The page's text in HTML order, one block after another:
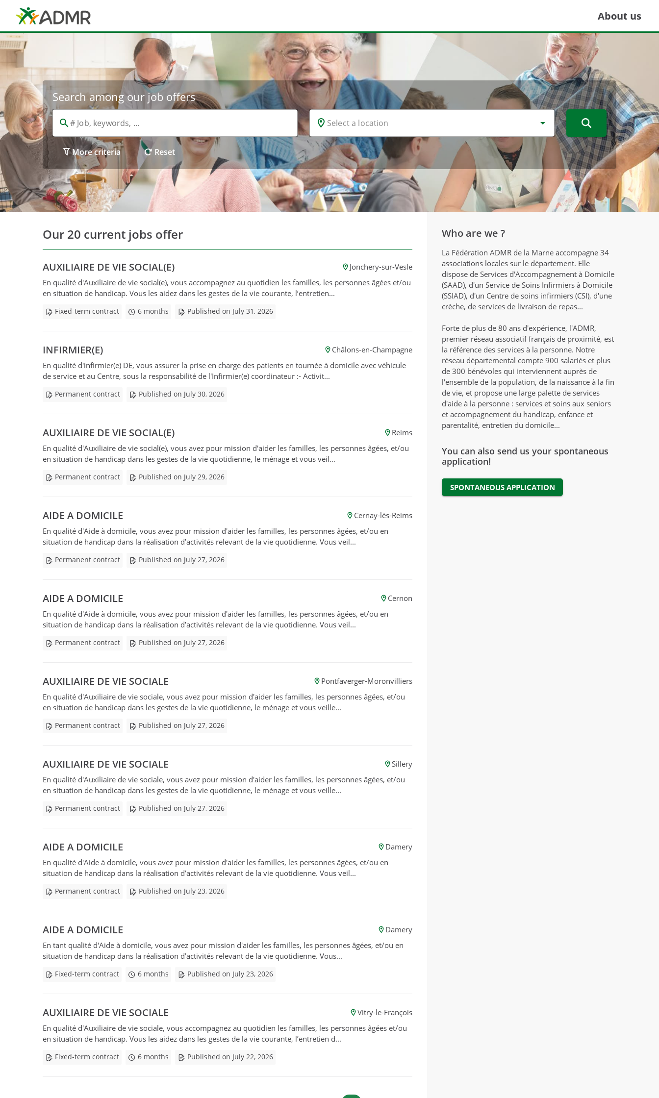
About us
Search among our job offers
More criteria Reset
Our 20 current jobs offer
AUXILIAIRE DE VIE SOCIAL(E)
Jonchery-sur-Vesle
En qualité d'Auxiliaire de vie social(e), vous accompagnez au quotidien les familles, les personnes âgées et/ou
en situation de handicap. Vous les aidez dans les gestes de la vie courante, l’entretien...
Fixed-term contract 6 months Published on July 31, 2026
INFIRMIER(E)
Châlons-en-Champagne
En qualité d'infirmier(e) DE, vous assurer la prise en charge des patients en tournée à domicile avec véhicule
de service et au Centre, sous la responsabilité de l'Infirmier(e) coordinateur :- Activit...
Permanent contract Published on July 30, 2026
AUXILIAIRE DE VIE SOCIAL(E)
Reims
En qualité d'Auxiliaire de vie social(e), vous avez pour mission d'aider les familles, les personnes âgées, et/ou
en situation de handicap dans les gestes de la vie quotidienne, le ménage et vous veil...
Permanent contract Published on July 29, 2026
AIDE A DOMICILE
Cernay-lès-Reims
En qualité d'Aide à domicile, vous avez pour mission d'aider les familles, les personnes âgées, et/ou en
situation de handicap dans la réalisation d’activités relevant de la vie quotidienne. Vous veil...
Permanent contract Published on July 27, 2026
AIDE A DOMICILE
Cernon
En qualité d'Aide à domicile, vous avez pour mission d'aider les familles, les personnes âgées, et/ou en
situation de handicap dans la réalisation d’activités relevant de la vie quotidienne. Vous veil...
Permanent contract Published on July 27, 2026
AUXILIAIRE DE VIE SOCIALE
Pontfaverger-Moronvilliers
En qualité d'Auxiliaire de vie sociale, vous avez pour mission d'aider les familles, les personnes âgées, et/ou
en situation de handicap dans les gestes de la vie quotidienne, le ménage et vous veille...
Permanent contract Published on July 27, 2026
AUXILIAIRE DE VIE SOCIALE
Sillery
En qualité d'Auxiliaire de vie sociale, vous avez pour mission d'aider les familles, les personnes âgées, et/ou
en situation de handicap dans les gestes de la vie quotidienne, le ménage et vous veille...
Permanent contract Published on July 27, 2026
AIDE A DOMICILE
Damery
En qualité d'Aide à domicile, vous avez pour mission d'aider les familles, les personnes âgées, et/ou en
situation de handicap dans la réalisation d’activités relevant de la vie quotidienne. Vous veil...
Permanent contract Published on July 23, 2026
AIDE A DOMICILE
Damery
En tant qualité d'Aide à domicile, vous avez pour mission d'aider les familles, les personnes âgées, et/ou en
situation de handicap dans la réalisation d’activités relevant de la vie quotidienne. Vous...
Fixed-term contract 6 months Published on July 23, 2026
AUXILIAIRE DE VIE SOCIALE
Vitry-le-François
En qualité d'Auxiliaire de vie sociale, vous accompagnez au quotidien les familles, les personnes âgées et/ou
en situation de handicap. Vous les aidez dans les gestes de la vie courante, l’entretien d...
Fixed-term contract 6 months Published on July 22, 2026
Who are we ?
La Fédération ADMR de la Marne accompagne 34
associations locales sur le département. Elle
dispose de Services d'Accompagnement à Domicile
(SAAD), d'un Service de Soins Infirmiers à Domicile
(SSIAD), d'un Centre de soins infirmiers (CSI), d'une
crèche, de services de livraison de repas...
Forte de plus de 80 ans d'expérience, l'ADMR,
premier réseau associatif français de proximité, est
la référence des services à la personne. Notre
réseau départemental compte 900 salariés et plus
de 300 bénévoles qui interviennent auprès de
l'ensemble de la population, de la naissance à la fin
de vie, et propose une large palette de services
d'aide à la personne : services et soins aux seniors
et accompagnement du handicap, enfance et
parentalité, entretien du domicile...
You can also send us your spontaneous
application!
SPONTANEOUS APPLICATION
Cookies management panel